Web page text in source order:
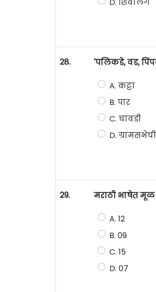
28. 'पलिकडे, वड,
A. कट्टा
B. पार
C. चावडी
D.
29. मराठी भाषेत
A. 12
B. 09
C. 15
D. 07